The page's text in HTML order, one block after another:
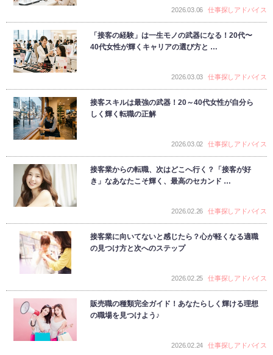
2026.03.06 仕事探しアドバイス
「接客の経験」は一生モノの武器になる！20代〜
40代女性が輝くキャリアの選び方と …
2026.03.03 仕事探しアドバイス
接客スキルは最強の武器！20～40代女性が自分ら
しく輝く転職の正解
2026.03.02 仕事探しアドバイス
接客業からの転職、次はどこへ行く？「接客が好
き」なあなたこそ輝く、最高のセカンド …
2026.02.26 仕事探しアドバイス
接客業に向いてないと感じたら？心が軽くなる適職
の見つけ方と次へのステップ
2026.02.25 仕事探しアドバイス
販売職の種類完全ガイド！あなたらしく輝ける理想
の職場を見つけよう♪
2026.02.24 仕事探しアドバイス